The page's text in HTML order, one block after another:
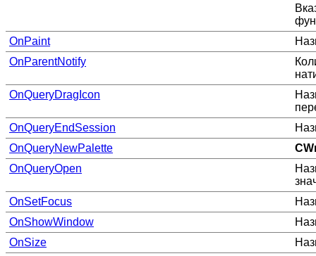
OnPaint
OnParentNotify
OnQueryDragIcon
OnQueryEndSession
OnQueryNewPalette
OnQueryOpen
OnSetFocus
OnShowWindow
OnSize